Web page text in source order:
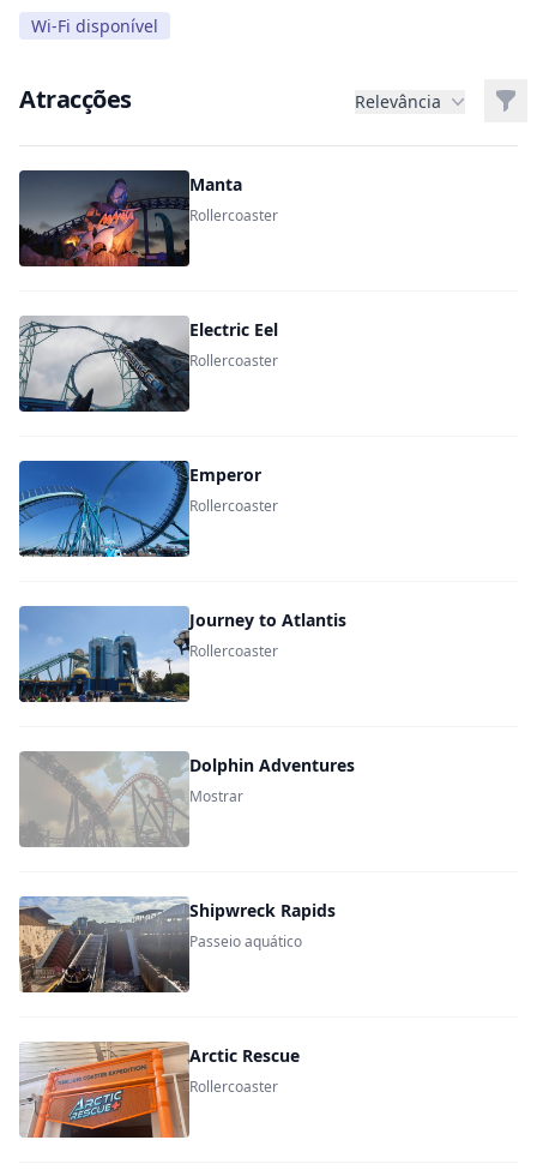
Wi-Fi disponível
Atracções Relevância
Manta
Rollercoaster
Electric Eel
Rollercoaster
Emperor
Rollercoaster
Journey to Atlantis
Rollercoaster
Dolphin Adventures
Mostrar
Shipwreck Rapids
Passeio aquático
Arctic Rescue
Rollercoaster